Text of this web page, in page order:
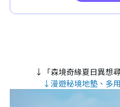
↓「森境奇緣夏日異想
↓漫遊秘境地墊、多